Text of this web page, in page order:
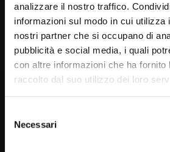
analizzare il nostro traffico.
informazioni sul modo in cui utilizza
nostri partner che si occupano di
pubblicità e social media, i quali
con altre informazioni che ha fornito
raccolto dal suo utilizzo dei loro
delNecessari